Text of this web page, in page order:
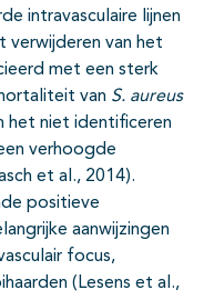
intravasculaire lijnen
verwijderen van het
met een sterk
van S. aureus
het niet identificeren
verhoogde
et al., 2014).
positieve
aanwijzingen
focus,
(Lesens et al.,